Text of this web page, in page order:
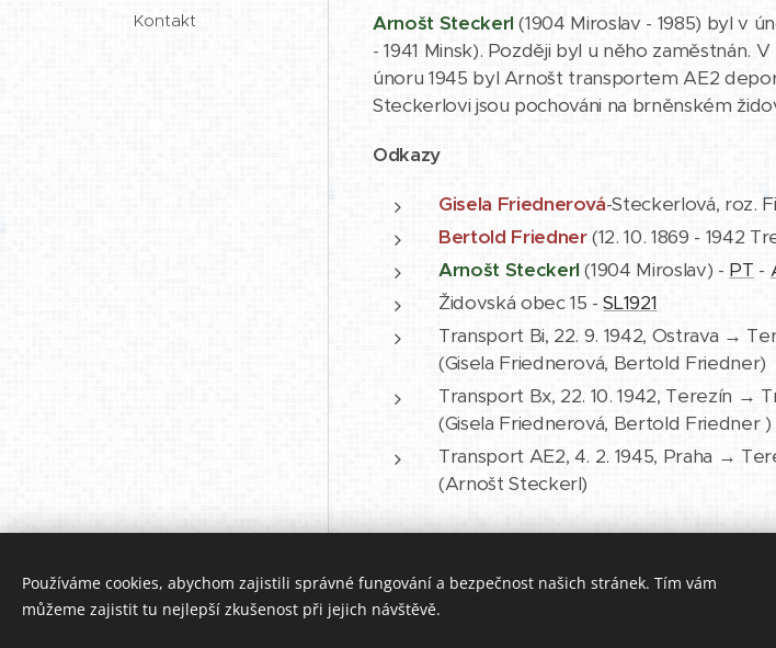
Kontakt
Arnošt Steckerl (1904 Miroslav - 1985) byl v
- 1941 Minsk). Později byl u něho zaměstnán.
únoru 1945 byl Arnošt transportem AE2
Steckerlovi jsou pochováni na brněnském
Odkazy
Gisela Friednerová-Steckerlová, roz.
Bertold Friedner(12. 10. 1869 - 1942
Arnošt Steckerl(1904 Miroslav) - PT -
Židovská obec 15 -SL1921
Transport Bi, 22. 9. 1942, Ostrava →
(Gisela Friednerová, Bertold Friedner)
Transport Bx, 22. 10. 1942, Terezín →
(Gisela Friednerová, Bertold Friedner )
Transport AE2, 4. 2. 1945, Praha →
(Arnošt Steckerl)
Vytvořeno službou
Webnode
Používáme cookies, abychom zajistili správné fungování a bezpečnost našich stránek. Tím vám
můžeme zajistit tu nejlepší zkušenost při jejich návštěvě.